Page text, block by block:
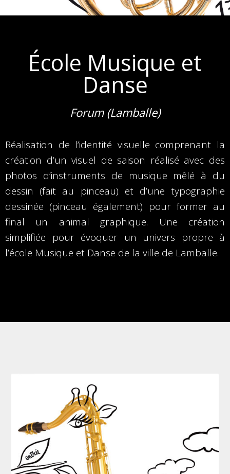
École Musique et
Danse
Forum (Lamballe)
Réalisation de l’identité visuelle comprenant la
création d’un visuel de saison réalisé avec des
photos d’instruments de musique mêlé à du
dessin (fait au pinceau) et d’une typographie
dessinée (pinceau également) pour former au
final un animal graphique. Une création
simplifiée pour évoquer un univers propre à
l’école Musique et Danse de la ville de Lamballe.